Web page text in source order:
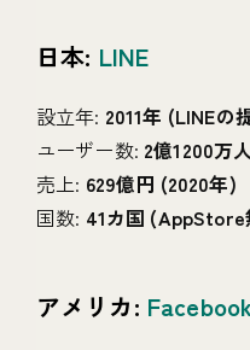
日本: LINE
設立年: 2011年 (LINEの
ユーザー数: 2億1200万
売上: 629億円 (2020年)
国数: 41カ国
アメリカ: